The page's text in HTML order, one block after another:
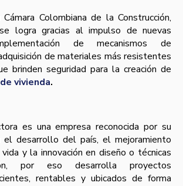
Colombiana de la Construcción,
logra gracias al impulso de nuevas
de mecanismos de
de materiales más resistentes
brinden seguridad para la creación de
vivienda.
es una empresa reconocida por su
el desarrollo del paí­s, el mejoramiento
y la innovación en diseño o técnicas
por eso desarrolla proyectos
rentables y ubicados de forma